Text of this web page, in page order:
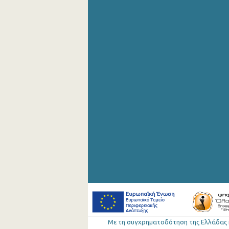
Νοεμβρίου 2018
Οκτωβρίου 2018
Με τη συγχρηµατοδότηση της Ελλάδας